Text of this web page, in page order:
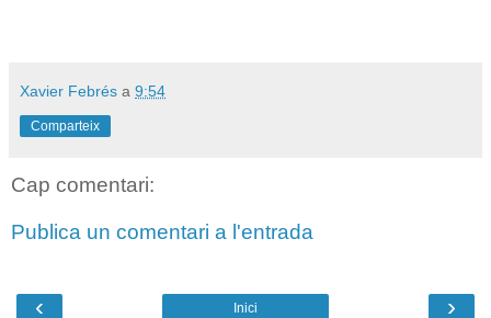
Xavier Febrés a 9:54
Comparteix
Cap comentari:
Publica un comentari a l'entrada
‹ ›
Inici